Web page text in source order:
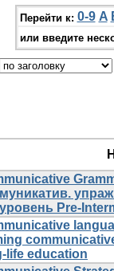
Перейти к: 0-9 A
или введите
Pre-
life education